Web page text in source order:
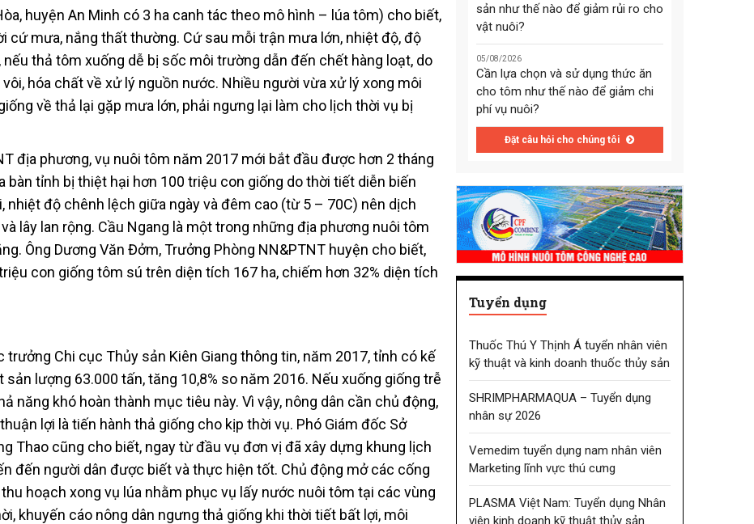
huyện An Minh có 3 ha canh tác theo mô hình – lúa tôm) cho biết,
cứ mưa, nắng thất thường. Cứ sau mỗi trận mưa lớn, nhiệt độ, độ
thả tôm xuống dễ bị sốc môi trường dẫn đến chết hàng loạt, do
hóa chất về xử lý nguồn nước. Nhiều người vừa xử lý xong môi
về thả lại gặp mưa lớn, phải ngưng lại làm cho lịch thời vụ bị
địa phương, vụ nuôi tôm năm 2017 mới bắt đầu được hơn 2 tháng
bàn tỉnh bị thiệt hại hơn 100 triệu con giống do thời tiết diễn biến
nhiệt độ chênh lệch giữa ngày và đêm cao (từ 5 – 70C) nên dịch
lây lan rộng. Cầu Ngang là một trong những địa phương nuôi tôm
Ông Dương Văn Đởm, Trưởng Phòng NN&PTNT huyện cho biết,
con giống tôm sú trên diện tích 167 ha, chiếm hơn 32% diện tích
trưởng Chi cục Thủy sản Kiên Giang thông tin, năm 2017, tỉnh có kế
lượng 63.000 tấn, tăng 10,8% so năm 2016. Nếu xuống giống trễ
năng khó hoàn thành mục tiêu này. Vì vậy, nông dân cần chủ động,
lợi là tiến hành thả giống cho kịp thời vụ. Phó Giám đốc Sở
Thao cũng cho biết, ngay từ đầu vụ đơn vị đã xây dựng khung lịch
đến người dân được biết và thực hiện tốt. Chủ động mở các cống
hoạch xong vụ lúa nhằm phục vụ lấy nước nuôi tôm tại các vùng
khuyến cáo nông dân ngưng thả giống khi thời tiết bất lợi, môi
sản như thế nào để giảm rủi ro cho
vật nuôi?
05/08/2026
Cần lựa chọn và sử dụng thức ăn
cho tôm như thế nào để giảm chi
phí vụ nuôi?
Đặt câu hỏi cho chúng tôi
Tuyển dụng
Thuốc Thú Y Thịnh Á tuyển nhân viên
kỹ thuật và kinh doanh thuốc thủy sản
SHRIMPHARMAQUA – Tuyển dụng
nhân sự 2026
Vemedim tuyển dụng nam nhân viên
Marketing lĩnh vực thú cưng
PLASMA Việt Nam: Tuyển dụng Nhân
viên kinh doanh kỹ thuật thủy sản